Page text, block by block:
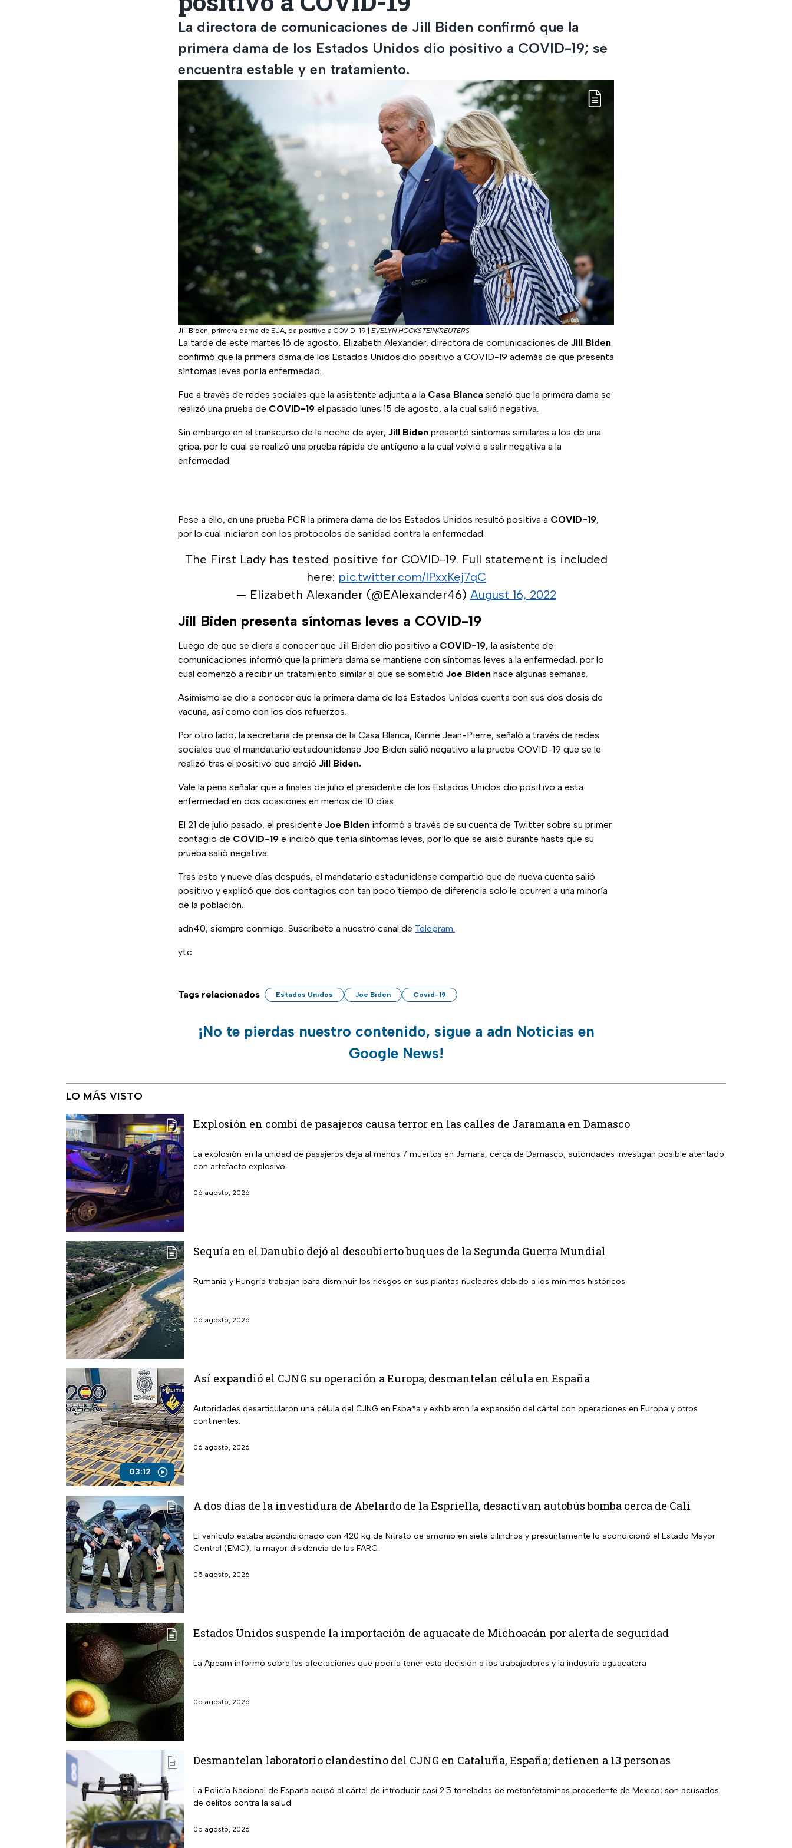
La directora de comunicaciones de Jill Biden confirmó que la
primera dama de los Estados Unidos dio positivo a COVID-19; se
encuentra estable y en tratamiento.
Jill Biden, primera dama de EUA, da positivo a COVID-19 EVELYN HOCKSTEIN/REUTERS
La tarde de este martes 16 de agosto, Elizabeth Alexander, directora de comunicaciones de Jill Biden
confirmó que la primera dama de los Estados Unidos dio positivo a COVID-19 además de que presenta
síntomas leves por la enfermedad.
Fue a través de redes sociales que la asistente adjunta a la Casa Blanca señaló que la primera dama se
realizó una prueba de COVID-19 el pasado lunes 15 de agosto, a la cual salió negativa.
Sin embargo en el transcurso de la noche de ayer, Jill Biden presentó síntomas similares a los de una
gripa, por lo cual se realizó una prueba rápida de antígeno a la cual volvió a salir negativa a la
enfermedad.
Pese a ello, en una prueba PCR la primera dama de los Estados Unidos resultó positiva a COVID-19,
por lo cual iniciaron con los protocolos de sanidad contra la enfermedad.
The First Lady has tested positive for COVID-19. Full statement is included
here: pic.twitter.com/IPxxKej7qC
— Elizabeth Alexander (@EAlexander46) August 16, 2022
Jill Biden presenta síntomas leves a COVID-19
Luego de que se diera a conocer que Jill Biden dio positivo a COVID-19, la asistente de
comunicaciones informó que la primera dama se mantiene con síntomas leves a la enfermedad, por lo
cual comenzó a recibir un tratamiento similar al que se sometió Joe Biden hace algunas semanas.
Asimismo se dio a conocer que la primera dama de los Estados Unidos cuenta con sus dos dosis de
vacuna, así como con los dos refuerzos.
Por otro lado, la secretaria de prensa de la Casa Blanca, Karine Jean-Pierre, señaló a través de redes
sociales que el mandatario estadounidense Joe Biden salió negativo a la prueba COVID-19 que se le
realizó tras el positivo que arrojó Jill Biden.
Vale la pena señalar que a finales de julio el presidente de los Estados Unidos dio positivo a esta
enfermedad en dos ocasiones en menos de 10 días.
El 21 de julio pasado, el presidente Joe Biden informó a través de su cuenta de Twitter sobre su primer
contagio de COVID-19 e indicó que tenía síntomas leves, por lo que se aisló durante hasta que su
prueba salió negativa.
Tras esto y nueve días después, el mandatario estadunidense compartió que de nueva cuenta salió
positivo y explicó que dos contagios con tan poco tiempo de diferencia solo le ocurren a una minoría
de la población.
adn40, siempre conmigo. Suscríbete a nuestro canal de Telegram.
ytc
Tags relacionados Estados Unidos Joe Biden Covid-19
¡No te pierdas nuestro contenido, sigue a adn Noticias en
Google News!
LO MÁS VISTO
Explosión en combi de pasajeros causa terror en las calles de Jaramana en Damasco
La explosión en la unidad de pasajeros deja al menos 7 muertos en Jamara, cerca de Damasco; autoridades investigan posible atentado
con artefacto explosivo.
06 agosto, 2026
Sequía en el Danubio dejó al descubierto buques de la Segunda Guerra Mundial
Rumania y Hungría trabajan para disminuir los riesgos en sus plantas nucleares debido a los mínimos históricos
06 agosto, 2026
03:12
Así expandió el CJNG su operación a Europa; desmantelan célula en España
Autoridades desarticularon una célula del CJNG en España y exhibieron la expansión del cártel con operaciones en Europa y otros
continentes.
06 agosto, 2026
A dos días de la investidura de Abelardo de la Espriella, desactivan autobús bomba cerca de Cali
El vehículo estaba acondicionado con 420 kg de Nitrato de amonio en siete cilindros y presuntamente lo acondicionó el Estado Mayor
Central (EMC), la mayor disidencia de las FARC.
05 agosto, 2026
Estados Unidos suspende la importación de aguacate de Michoacán por alerta de seguridad
La Apeam informó sobre las afectaciones que podría tener esta decisión a los trabajadores y la industria aguacatera
05 agosto, 2026
Desmantelan laboratorio clandestino del CJNG en Cataluña, España; detienen a 13 personas
La Policía Nacional de España acusó al cártel de introducir casi 2.5 toneladas de metanfetaminas procedente de México; son acusados
de delitos contra la salud
05 agosto, 2026